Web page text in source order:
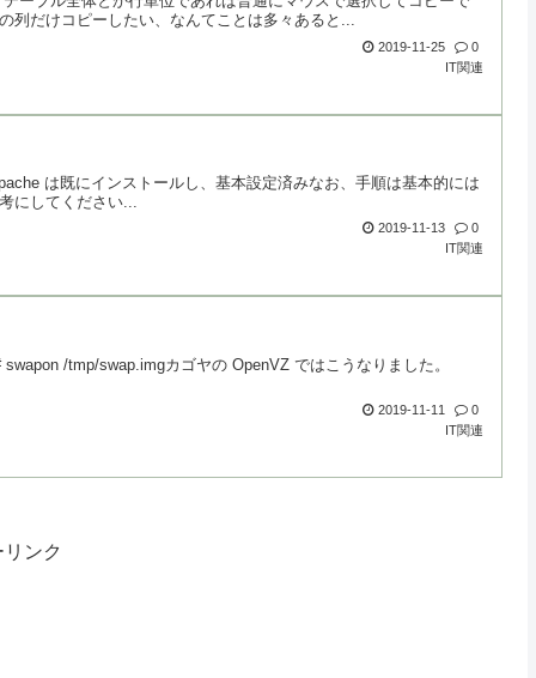
列だけコピーしたい、なんてことは多々あると...
2019-11-25
0
IT関連
は既にインストールし、基本設定済みなお、手順は基本的には
にしてください...
2019-11-13
0
IT関連
/tmp/swap.imgカゴヤの OpenVZ ではこうなりました。
2019-11-11
0
IT関連
ンク